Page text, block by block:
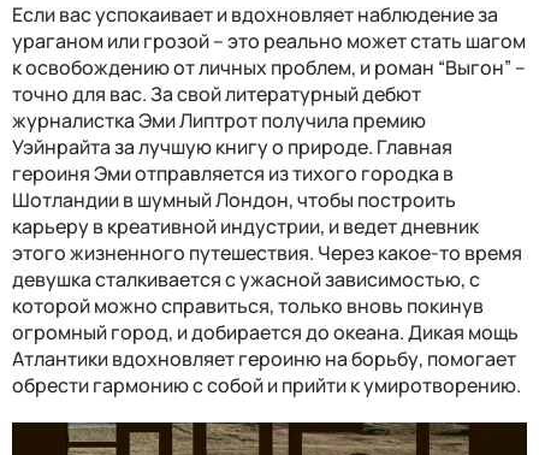
Если вас успокаивает и вдохновляет наблюдение за
ураганом или грозой – это реально может стать шагом
к освобождению от личных проблем, и роман “Выгон” –
точно для вас. За свой литературный дебют
журналистка Эми Липтрот получила премию
Уэйнрайта за лучшую книгу о природе. Главная
героиня Эми отправляется из тихого городка в
Шотландии в шумный Лондон, чтобы построить
карьеру в креативной индустрии, и ведет дневник
этого жизненного путешествия. Через какое-то время
девушка сталкивается с ужасной зависимостью, с
которой можно справиться, только вновь покинув
огромный город, и добирается до океана. Дикая мощь
Атлантики вдохновляет героиню на борьбу, помогает
обрести гармонию с собой и прийти к умиротворению.